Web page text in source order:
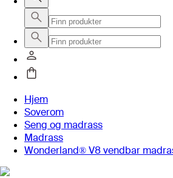
Hjem
Soverom
Seng og madrass
Madrass
Wonderland® V8 vendbar